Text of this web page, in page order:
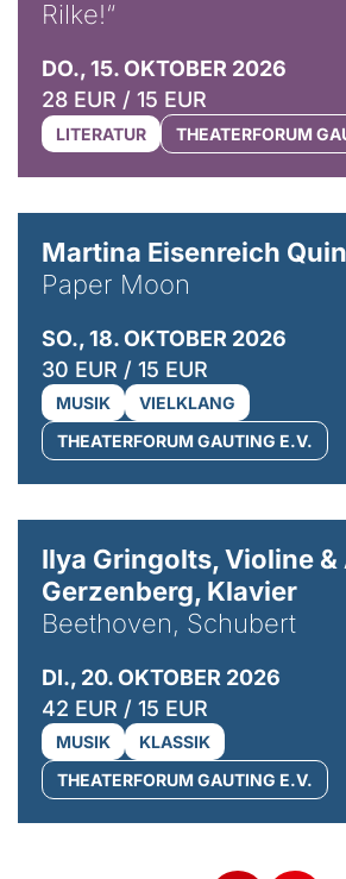
Rilke!“
DO., 15. OKTOBER 2026
28 EUR / 15 EUR
LITERATUR THEATERFORUM
Martina Eisenreich
Paper Moon
SO., 18. OKTOBER 2026
30 EUR / 15 EUR
MUSIK
VIELKLANG
THEATERFORUM GAUTING E.V.
Ilya Gringolts, Violine &
Gerzenberg, Klavier
Beethoven, Schubert
DI., 20. OKTOBER 2026
42 EUR / 15 EUR
MUSIK
KLASSIK
THEATERFORUM GAUTING E.V.